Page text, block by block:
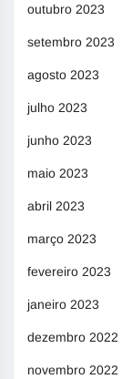
outubro 2023
setembro 2023
agosto 2023
julho 2023
junho 2023
maio 2023
abril 2023
março 2023
fevereiro 2023
janeiro 2023
dezembro 2022
novembro 2022